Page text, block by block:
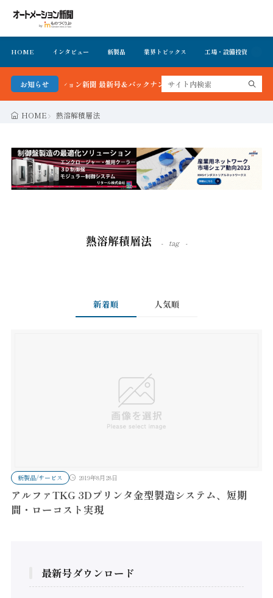
HOME インタビュー 新製品 業界トピックス 工場・設備投資
お知らせ
ートメーション新聞 最新号＆バックナンバーを無料で公開中 詳細はこちら
HOME 熱溶解積層法
熱溶解積層法 tag
新着順 人気順
新製品/サービス 2019年8月28日
アルファTKG 3Dプリンタ金型製造システム、短期
間・ローコスト実現
最新号ダウンロード